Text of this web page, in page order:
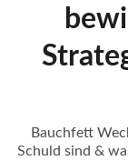
Bauchfett
Schuld sind &